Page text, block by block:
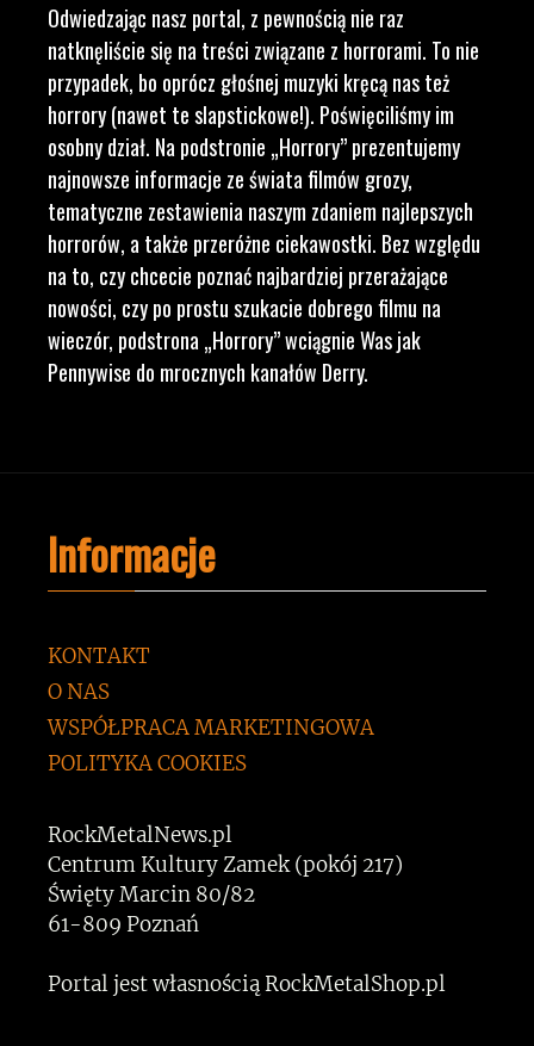
Odwiedzając nasz portal, z pewnością nie raz
natknęliście się na treści związane z horrorami. To nie
przypadek, bo oprócz głośnej muzyki kręcą nas też
horrory (nawet te slapstickowe!). Poświęciliśmy im
osobny dział. Na podstronie „Horrory” prezentujemy
najnowsze informacje ze świata filmów grozy,
tematyczne zestawienia naszym zdaniem najlepszych
horrorów, a także przeróżne ciekawostki. Bez względu
na to, czy chcecie poznać najbardziej przerażające
nowości, czy po prostu szukacie dobrego filmu na
wieczór, podstrona „Horrory” wciągnie Was jak
Pennywise do mrocznych kanałów Derry.
Informacje
KONTAKT
O NAS
WSPÓŁPRACA MARKETINGOWA
POLITYKA COOKIES
RockMetalNews.pl
Centrum Kultury Zamek (pokój 217)
Święty Marcin 80/82
61-809 Poznań
Portal jest własnością RockMetalShop.pl